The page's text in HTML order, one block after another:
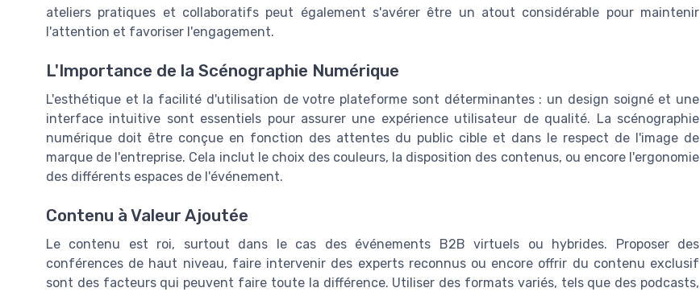
ateliers pratiques et collaboratifs peut également s'avérer être un atout considérable pour maintenir
l'attention et favoriser l'engagement.
L'Importance de la Scénographie Numérique
L'esthétique et la facilité d'utilisation de votre plateforme sont déterminantes : un design soigné et une
interface intuitive sont essentiels pour assurer une expérience utilisateur de qualité. La scénographie
numérique doit être conçue en fonction des attentes du public cible et dans le respect de l'image de
marque de l'entreprise. Cela inclut le choix des couleurs, la disposition des contenus, ou encore l'ergonomie
des différents espaces de l'événement.
Contenu à Valeur Ajoutée
Le contenu est roi, surtout dans le cas des événements B2B virtuels ou hybrides. Proposer des
conférences de haut niveau, faire intervenir des experts reconnus ou encore offrir du contenu exclusif
sont des facteurs qui peuvent faire toute la différence. Utiliser des formats variés, tels que des podcasts,